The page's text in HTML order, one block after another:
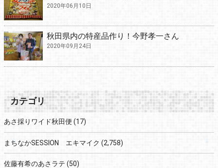
2020年06月10日
秋田県内の特産品作り！今野孝一さん
2020年09月24日
カテゴリ
あさ採りワイド秋田便 (17)
まちなかSESSION エキマイク (2,758)
佐藤有希のあさラテ (50)